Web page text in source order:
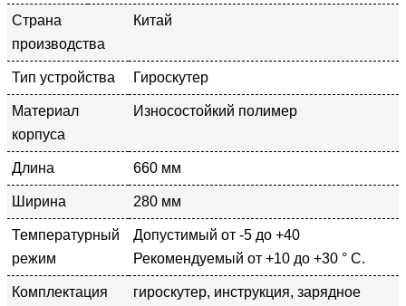
Страна
производства
Китай
Тип устройства Гироскутер
Материал
корпуса
Износостойкий полимер
Длина 660 мм
Ширина 280 мм
Температурный
режим
Допустимый от -5 до +40
Рекомендуемый от +10 до +30 ° С.
Комплектация
гироскутер, инструкция, зарядное